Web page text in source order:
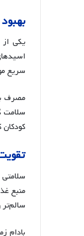
بهبود
یکی
سریع
مصرف
سلامت
منبع